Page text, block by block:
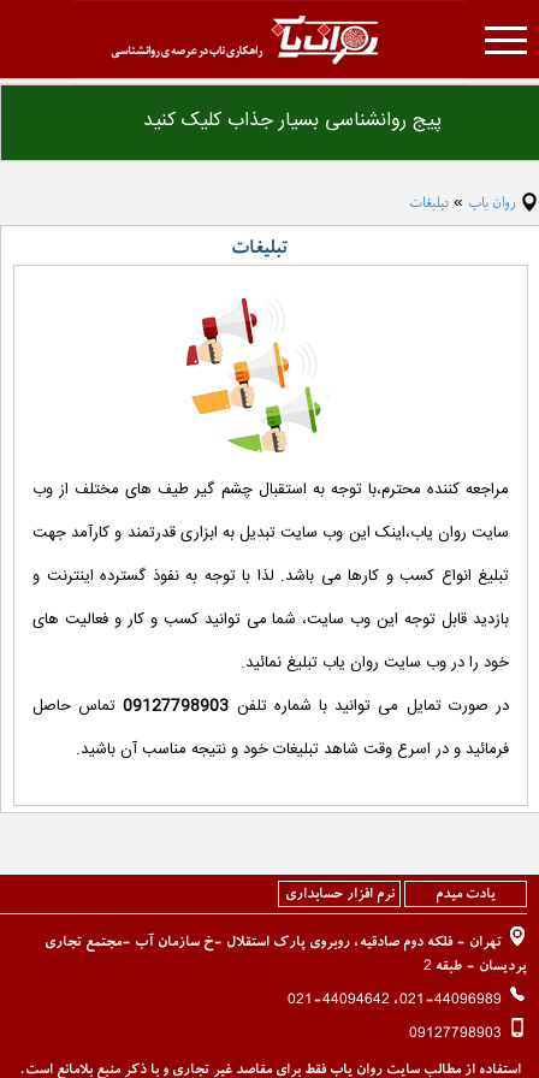
مقاله روانشناسی
فرهنگ لغت روانشناسی
پیج روانشناسی بسیار جذاب کلیک کنید
روان یاب » تبلیغات
تبلیغات
مراجعه کننده محترم،با توجه به استقبال چشم گیر طیف های مختلف از وب
سایت روان یاب،اینک این وب سایت تبدیل به ابزاری قدرتمند و کارآمد جهت
تبلیغ انواع کسب و کارها می باشد. لذا با توجه به نفوذ گسترده اینترنت و
بازدید قابل توجه این وب سایت، شما می توانید کسب و کار و فعالیت های
خود را در وب سایت روان یاب تبلیغ نمائید.
در صورت تمایل می توانید با شماره تلفن 09127798903تماس حاصل
فرمائید و در اسرع وقت شاهد تبلیغات خود و نتیجه مناسب آن باشید.
یادت میدم
نرم افزار حسابداری
تهران - فلکه دوم صادقیه، روبروی پارک استقلال -خ سازمان آب -مجتمع تجاری
پردیسان - طبقه 2
021-44096989، 021-44094642
09127798903
استفاده از مطالب سایت روان یاب فقط برای مقاصد غیر تجاری و با ذکر منبع بلامانع است.